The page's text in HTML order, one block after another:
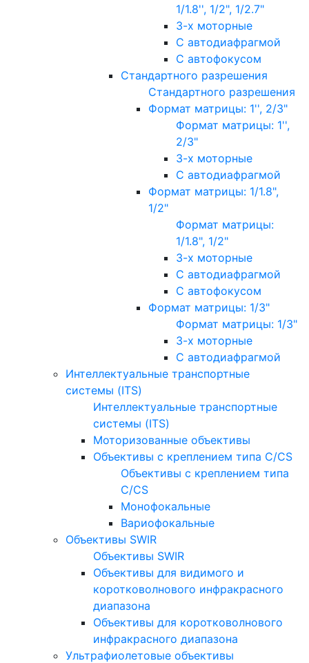
1/1.8'', 1/2", 1/2.7"
3-х моторные
С автодиафрагмой
С автофокусом
Стандартного разрешения
Стандартного разрешения
Формат матрицы: 1'', 2/3"
Формат матрицы: 1'',
2/3"
3-х моторные
С автодиафрагмой
Формат матрицы: 1/1.8",
1/2"
Формат матрицы:
1/1.8", 1/2"
3-х моторные
С автодиафрагмой
С автофокусом
Формат матрицы: 1/3"
Формат матрицы: 1/3"
3-х моторные
С автодиафрагмой
Интеллектуальные транспортные
системы (ITS)
Интеллектуальные транспортные
системы (ITS)
Моторизованные объективы
Объективы с креплением типа C/CS
Объективы с креплением типа
C/CS
Монофокальные
Вариофокальные
Объективы SWIR
Объективы SWIR
Объективы для видимого и
коротковолнового инфракрасного
диапазона
Объективы для коротковолнового
инфракрасного диапазона
Ультрафиолетовые объективы